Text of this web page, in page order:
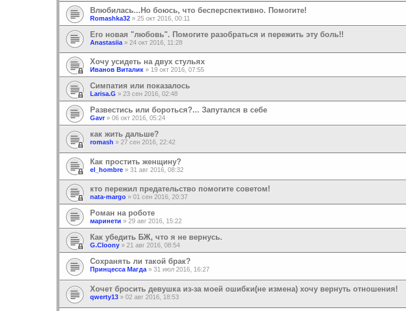
Влюбилась...Но боюсь, что бесперспективно. Помогите!
Romashka32 » 25 окт 2016, 00:11
Его новая "любовь". Помогите разобраться и пережить эту боль!!
Anastasiia » 24 окт 2016, 11:28
Хочу усидеть на двух стульях
Иванов Виталик » 19 окт 2016, 07:55
Симпатия или показалось
Larisa.G » 23 сен 2016, 02:48
Развестись или бороться?... Запутался в себе
Gavr» 06 окт 2016, 05:24
как жить дальше?
romash » 27 сен 2016, 22:42
Как простить женщину?
el_hombre » 31 авг 2016, 08:32
кто пережил предательство помогите советом!
nata-margo » 01 сен 2016, 20:37
Роман на роботе
маринети » 29 авг 2016, 15:22
Как убедить БЖ, что я не вернусь.
G.Cloony » 21 авг 2016, 08:54
Сохранять ли такой брак?
Принцесса Магда» 31 июл 2016, 16:27
Хочет бросить девушка из-за моей ошибки(не измена) хочу вернуть отношения!
qwerty13 » 02 авг 2016, 18:53